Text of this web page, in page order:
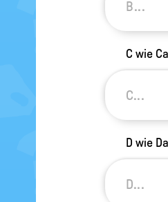
C wie
D wie